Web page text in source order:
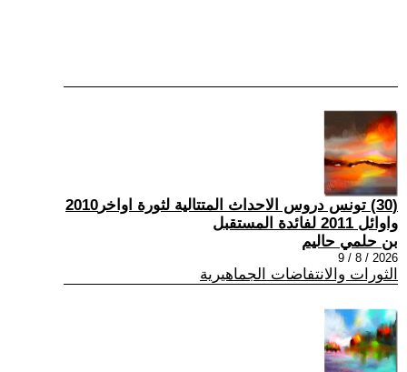
(30) تونس دروس الاحداث المتتالية لثورة اواخر2010
واوائل 2011 لفائدة المستقبل
بن حلمي حاليم
2026 / 8 / 9
الثورات والانتفاضات الجماهيرية